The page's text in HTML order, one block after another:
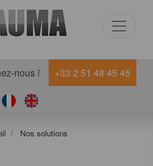
nous ! +33 2 51 48 45 45
Nos solutions